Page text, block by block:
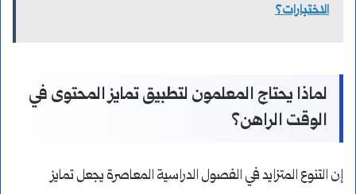
الاختبارات؟
لماذا يحتاج المعلمون لتطبيق تمايز المحتوى في
الوقت الراهن؟
إن التنوع المتزايد في الفصول الدراسية المعاصرة يجعل تمايز